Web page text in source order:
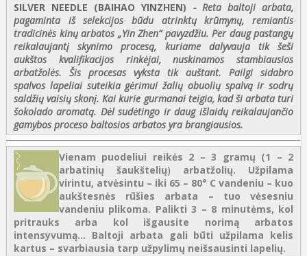
SILVER NEEDLE (BAIHAO YINZHEN) - Reta baltoji arbata,
pagaminta iš selekcijos būdu atrinktų krūmynų, remiantis
tradicinės kinų arbatos „Yin Zhen“ pavyzdžiu. Per daug pastangų
reikalaujantį skynimo procesą, kuriame dalyvauja tik šeši
aukštos kvalifikacijos rinkėjai, nuskinamos stambiausios
arbatžolės. Šis procesas vyksta tik auštant. Pailgi sidabro
spalvos lapeliai suteikia gėrimui žalių obuolių spalvą ir sodrų
saldžių vaisių skonį. Kai kurie gurmanai teigia, kad ši arbata turi
šokolado aromatą. Dėl sudėtingo ir daug išlaidų reikalaujančio
gamybos proceso baltosios arbatos yra brangiausios.
Vienam puodeliui reikės 2 – 3 gramų (1 – 2
arbatinių šaukštelių) arbatžolių. Užpilama
virintu, atvėsintu – iki 65 – 80° C vandeniu – kuo
aukštesnės rūšies arbata – tuo vėsesniu
vandeniu plikoma. Palikti 3 – 8 minutėms, kol
pritrauks arba kol išgausite norimą arbatos
intensyvumą... Baltoji arbata gali būti užpilama kelis
kartus – svarbiausia tarp užpylimų neišsausinti lapelių.